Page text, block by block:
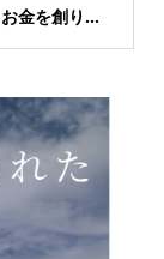
金を創り...